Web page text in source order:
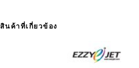
สินค้าที่เกี่ยวข้อง